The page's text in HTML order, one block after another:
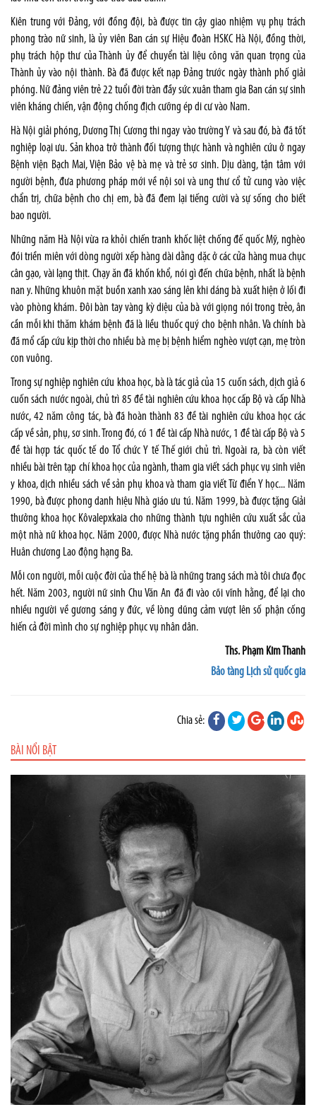
Kiên trung với Đảng, với đồng đội, bà được tin cậy giao nhiệm vụ phụ trách
phong trào nữ sinh, là ủy viên Ban cán sự Hiệu đoàn HSKC Hà Nội, đồng thời,
phụ trách hộp thư của Thành ủy để chuyển tài liệu công văn quan trọng của
Thành ủy vào nội thành. Bà đã được kết nạp Đảng trước ngày thành phố giải
phóng. Nữ đảng viên trẻ 22 tuổi đời tràn đầy sức xuân tham gia Ban cán sự sinh
viên kháng chiến, vận động chống địch cưỡng ép di cư vào Nam.
Hà Nội giải phóng, Dương Thị Cương thi ngay vào trường Y và sau đó, bà đã tốt
nghiệp loại ưu. Sản khoa trở thành đối tượng thực hành và nghiên cứu ở ngay
Bệnh viện Bạch Mai, Viện Bảo vệ bà mẹ và trẻ sơ sinh. Dịu dàng, tận tâm với
người bệnh, đưa phương pháp mới về nội soi và ung thư cổ tử cung vào việc
chẩn trị, chữa bệnh cho chị em, bà đã đem lại tiếng cười và sự sống cho biết
bao người.
Những năm Hà Nội vừa ra khỏi chiến tranh khốc liệt chống đế quốc Mỹ, nghèo
đói triền miên với dòng người xếp hàng dài dằng dặc ở các cửa hàng mua chục
cân gạo, vài lạng thịt. Chạy ăn đã khốn khổ, nói gì đến chữa bệnh, nhất là bệnh
nan y. Những khuôn mặt buồn xanh xao sáng lên khi dáng bà xuất hiện ở lối đi
vào phòng khám. Đôi bàn tay vàng kỳ diệu của bà với giọng nói trong trẻo, ân
cần mỗi khi thăm khám bệnh đã là liều thuốc quý cho bệnh nhân. Và chính bà
đã mổ cấp cứu kịp thời cho nhiều bà mẹ bị bệnh hiểm nghèo vượt cạn, mẹ tròn
con vuông.
Trong sự nghiệp nghiên cứu khoa học, bà là tác giả của 15 cuốn sách, dịch giả 6
cuốn sách nước ngoài, chủ trì 85 đề tài nghiên cứu khoa học cấp Bộ và cấp Nhà
nước, 42 năm công tác, bà đã hoàn thành 83 đề tài nghiên cứu khoa học các
cấp về sản, phụ, sơ sinh. Trong đó, có 1 đề tài cấp Nhà nước, 1 đề tài cấp Bộ và 5
đề tài hợp tác quốc tế do Tổ chức Y tế Thế giới chủ trì. Ngoài ra, bà còn viết
nhiều bài trên tạp chí khoa học của ngành, tham gia viết sách phục vụ sinh viên
y khoa, dịch nhiều sách về sản phụ khoa và tham gia viết Từ điển Y học... Năm
1990, bà được phong danh hiệu Nhà giáo ưu tú. Năm 1999, bà được tặng Giải
thưởng khoa học Kôvalepxkaia cho những thành tựu nghiên cứu xuất sắc của
một nhà nữ khoa học. Năm 2000, được Nhà nước tặng phần thưởng cao quý:
Huân chương Lao động hạng Ba.
Mỗi con người, mỗi cuộc đời của thế hệ bà là những trang sách mà tôi chưa đọc
hết. Năm 2003, người nữ sinh Chu Văn An đã đi vào cõi vĩnh hằng, để lại cho
nhiều người về gương sáng y đức, về lòng dũng cảm vượt lên số phận cống
hiến cả đời mình cho sự nghiệp phục vụ nhân dân.
Ths. Phạm Kim Thanh
Bảo tàng Lịch sử quốc gia
Chia sẻ:
BÀI NỔI BẬT